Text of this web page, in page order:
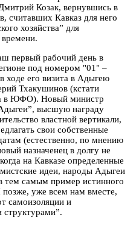
Козак, вернувшись в
считавших Кавказ для него
хозяйства” для
времени.
первый рабочий день в
под номером "01" –
ходе его визита в Адыгею
Тхакушинов (кстати
в ЮФО). Новый министр
высшую награду
властной вертикали,
свои собственные
(естественно, по мнению
назначенец в долгу не
на Кавказе определенные
идеи, народы Адыгеи
тем самым пример истинного
уже всем нам вместе,
самоизоляции и